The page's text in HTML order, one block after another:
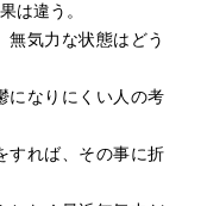
は違う。
無気力な状態はどう
になりにくい人の考
すれば、その事に折